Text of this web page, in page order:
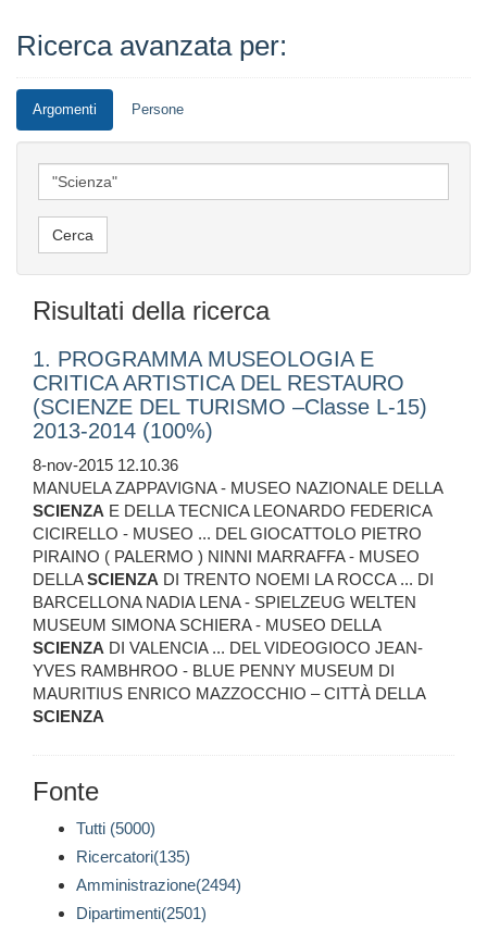
Ricerca avanzata per:
Argomenti Persone
Risultati della ricerca
1. PROGRAMMA MUSEOLOGIA E
CRITICA ARTISTICA DEL RESTAURO
(SCIENZE DEL TURISMO –Classe L-15)
2013-2014 (100%)
8-nov-2015 12.10.36
MANUELA ZAPPAVIGNA - MUSEO NAZIONALE DELLA
SCIENZA E DELLA TECNICA LEONARDO FEDERICA
CICIRELLO - MUSEO ... DEL GIOCATTOLO PIETRO
PIRAINO ( PALERMO ) NINNI MARRAFFA - MUSEO
DELLASCIENZA DI TRENTO NOEMI LA ROCCA ... DI
BARCELLONA NADIA LENA - SPIELZEUG WELTEN
MUSEUM SIMONA SCHIERA - MUSEO DELLA
SCIENZA DI VALENCIA ... DEL VIDEOGIOCO JEAN-
YVES RAMBHROO - BLUE PENNY MUSEUM DI
MAURITIUS ENRICO MAZZOCCHIO – CITTÀ DELLA
SCIENZA
Fonte
Tutti (5000)
Ricercatori(135)
Amministrazione(2494)
Dipartimenti(2501)